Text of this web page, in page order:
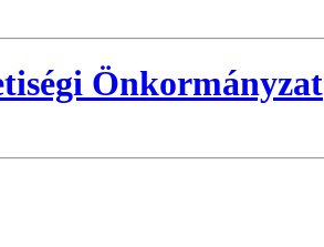
Önkormányzat